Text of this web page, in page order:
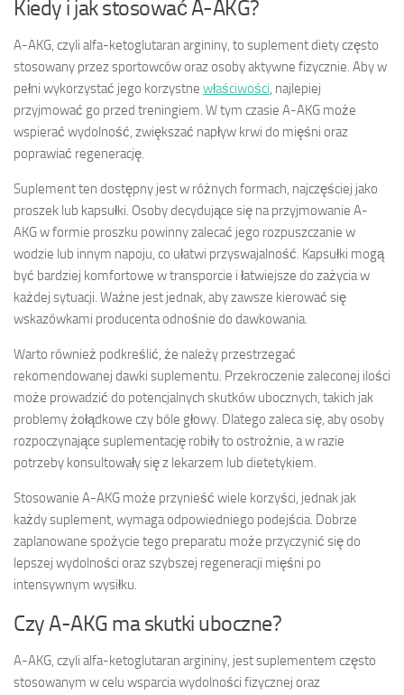
Kiedy i jak stosować A-AKG?
A-AKG, czyli alfa-ketoglutaran argininy, to suplement diety często
stosowany przez sportowców oraz osoby aktywne fizycznie. Aby w
pełni wykorzystać jego korzystne właściwości, najlepiej
przyjmować go przed treningiem. W tym czasie A-AKG może
wspierać wydolność, zwiększać napływ krwi do mięśni oraz
poprawiać regenerację.
Suplement ten dostępny jest w różnych formach, najczęściej jako
proszek lub kapsułki. Osoby decydujące się na przyjmowanie A-
AKG w formie proszku powinny zalecać jego rozpuszczanie w
wodzie lub innym napoju, co ułatwi przyswajalność. Kapsułki mogą
być bardziej komfortowe w transporcie i łatwiejsze do zażycia w
każdej sytuacji. Ważne jest jednak, aby zawsze kierować się
wskazówkami producenta odnośnie do dawkowania.
Warto również podkreślić, że należy przestrzegać
rekomendowanej dawki suplementu. Przekroczenie zaleconej ilości
może prowadzić do potencjalnych skutków ubocznych, takich jak
problemy żołądkowe czy bóle głowy. Dlatego zaleca się, aby osoby
rozpoczynające suplementację robiły to ostrożnie, a w razie
potrzeby konsultowały się z lekarzem lub dietetykiem.
Stosowanie A-AKG może przynieść wiele korzyści, jednak jak
każdy suplement, wymaga odpowiedniego podejścia. Dobrze
zaplanowane spożycie tego preparatu może przyczynić się do
lepszej wydolności oraz szybszej regeneracji mięśni po
intensywnym wysiłku.
Czy A-AKG ma skutki uboczne?
A-AKG, czyli alfa-ketoglutaran argininy, jest suplementem często
stosowanym w celu wsparcia wydolności fizycznej oraz